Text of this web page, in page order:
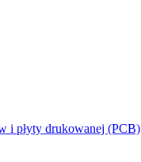
i płyty drukowanej (PCB)